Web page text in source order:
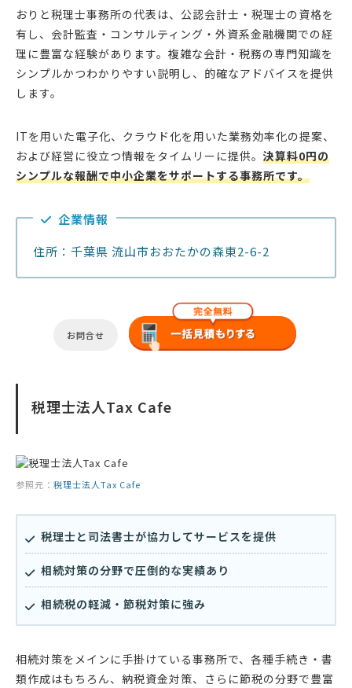
おりと税理士事務所の代表は、公認会計士・税理士の資格を
有し、会計監査・コンサルティング・外資系金融機関での経
理に豊富な経験があります。複雑な会計・税務の専門知識を
シンプルかつわかりやすい説明し、的確なアドバイスを提供
します。
ITを用いた電子化、クラウド化を用いた業務効率化の提案、
および経営に役立つ情報をタイムリーに提供。 決算料0円の
シンプルな報酬で中小企業をサポートする事務所です。
企業情報
住所：千葉県 流山市おおたかの森東2-6-2
お問合せ
税理士法人Tax Cafe
参照元： 税理士法人Tax Cafe
税理士と司法書士が協力してサービスを提供
相続対策の分野で圧倒的な実績あり
相続税の軽減・節税対策に強み
相続対策をメインに手掛けている事務所で、各種手続き・書
類作成はもちろん、納税資金対策、さらに節税の分野で豊富